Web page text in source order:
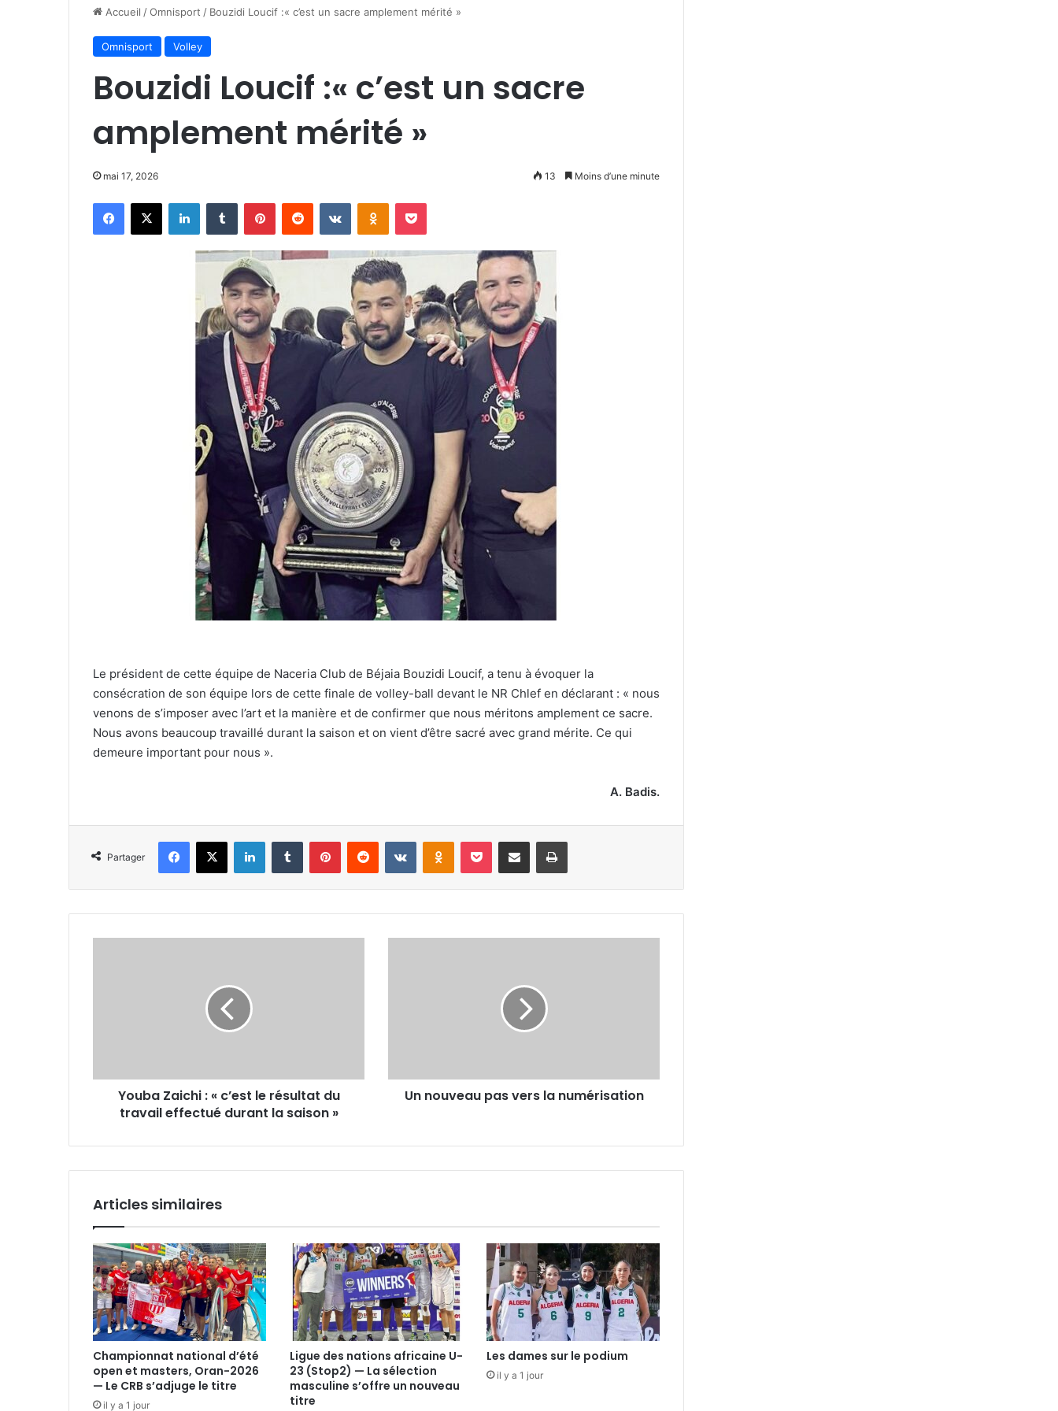
Accueil /Omnisport / Bouzidi Loucif :« c’est un sacre amplement mérité »
Omnisport Volley
Bouzidi Loucif :« c’est un sacre
amplement mérité »
mai 17, 2026 13 Moins d’une minute
Facebook
X LinkedinTumblr PinterestReddit VKontakteOdnoklassniki
Pocket
Le président de cette équipe de Naceria Club de Béjaia Bouzidi Loucif, a tenu à évoquer la
consécration de son équipe lors de cette finale de volley-ball devant le NR Chlef en déclarant : « nous
venons de s’imposer avec l’art et la manière et de confirmer que nous méritons amplement ce sacre.
Nous avons beaucoup travaillé durant la saison et on vient d’être sacré avec grand mérite. Ce qui
demeure important pour nous ».
A. Badis.
Partager
Facebook
X LinkedinTumblr PinterestReddit VKontakteOdnoklassniki
Pocket Partager par email Imprimer
travail
effectué
durant
saison
Youba Zaichi : « c’est le résultat du
travail effectué durant la saison »
Un nouveau pas vers la numérisation
Articles similaires
Championnat national d’été
open et masters, Oran-2026
— Le CRB s’adjuge le titre
il y a 1 jour
Ligue des nations africaine U-
23 (Stop2) — La sélection
masculine s’offre un nouveau
titre
Les dames sur le podium
il y a 1 jour